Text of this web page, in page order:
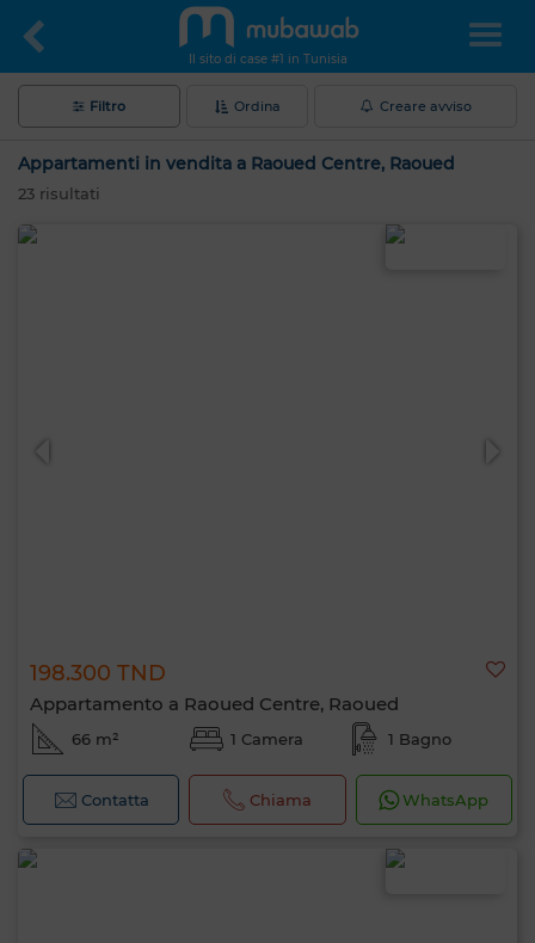
Il sito di case #1 in Tunisia
Filtro Ordina Creare avviso
Appartamenti in vendita a Raoued Centre, Raoued
23 risultati
198.300 TND
Appartamento a Raoued Centre, Raoued
66 m² 1 Camera 1 Bagno
Contatta Chiama WhatsApp